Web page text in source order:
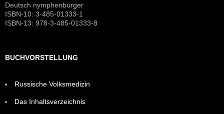
Deutsch nymphenburger
ISBN-10: 3-485-01333-1
ISBN-13: 978-3-485-01333-8
BUCHVORSTELLUNG
Russische Volksmedizin
Das Inhaltsverzeichnis